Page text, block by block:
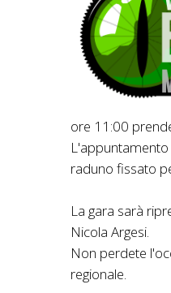
ore 11:00
raduno fissato
La gara sarà
Nicola Argesi.
Non perdete
regionale.